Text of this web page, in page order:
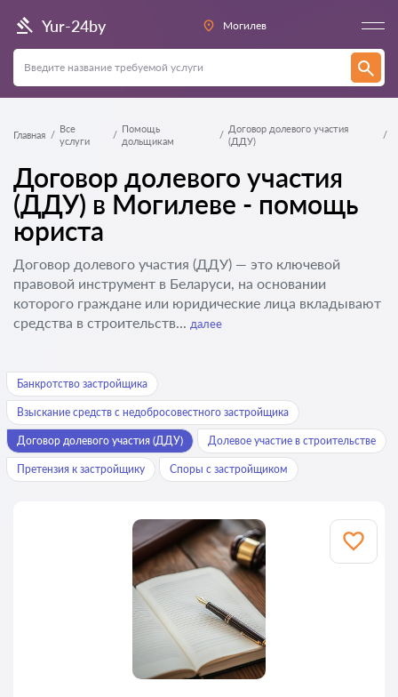
Yur-24by Могилев
Главная
Все
услуги
Помощь
дольщикам
Договор долевого участия
(ДДУ)
Договор долевого участия
(ДДУ) в Могилеве - помощь
юриста
Договор долевого участия (ДДУ) — это ключевой
правовой инструмент в Беларуси, на основании
которого граждане или юридические лица вкладывают
средства в строительств... далее
Банкротство застройщика
Взыскание средств с недобросовестного застройщика
Договор долевого участия (ДДУ) Долевое участие в строительстве
Претензия к застройщику Споры с застройщиком